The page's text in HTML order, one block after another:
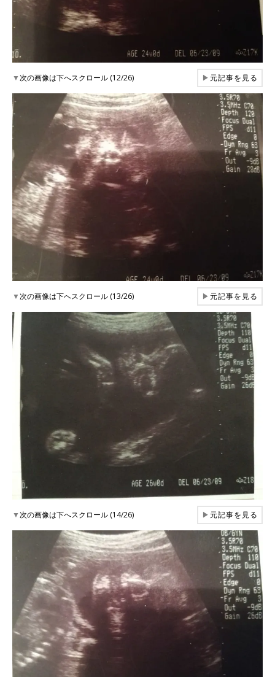
▼次の画像は下へスクロール (12/26) ▶元記事を見る
▼次の画像は下へスクロール (13/26) ▶元記事を見る
▼次の画像は下へスクロール (14/26) ▶元記事を見る